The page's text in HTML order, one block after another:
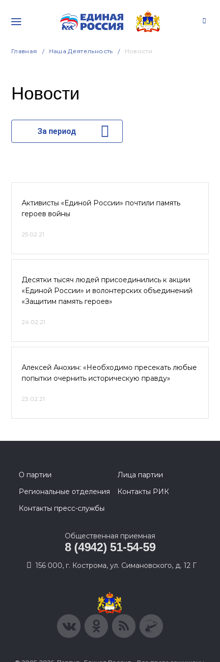
Главная Наша Деятельность Новости
Новости
За период
Активисты «Единой России» почтили память
героев войны
25.02.21
Десятки тысяч людей присоединились к акции
«Единой России» и волонтерских объединений
«Защитим память героев»
24.02.21
Алексей Анохин: «Необходимо пресекать любые
попытки очернить историческую правду»
23.02.21
О партии
Лица партии
Региональные отделения
Контакты РИК
Контакты пресс-службы
Общественная приемная
8 (4942) 51-54-59
156 000, г. Кострома, ул. Симановского, д. 12 Г